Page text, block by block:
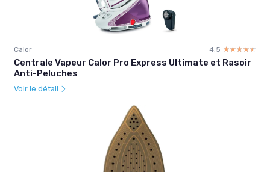
Calor 4.5 ☆☆☆☆☆
★★★★★
Centrale Vapeur Calor Pro Express Ultimate et Rasoir
Anti-Peluches
Voir le détail